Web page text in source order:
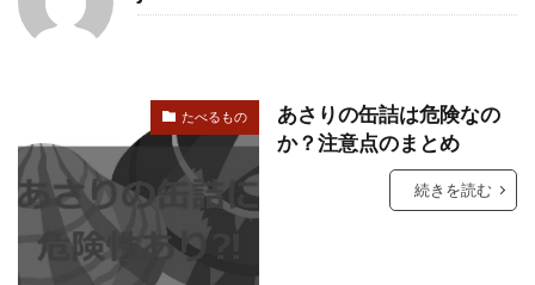
たべるもの
あさりの缶詰は危険なの
か？注意点のまとめ
続きを読む